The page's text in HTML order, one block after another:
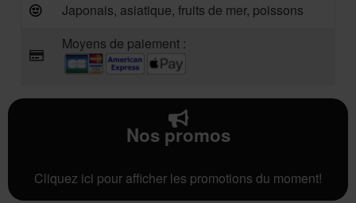
Japonais, asiatique, fruits de mer, poissons
Moyens de paiement :
Nos promos
Cliquez ici pour afficher les promotions du moment!